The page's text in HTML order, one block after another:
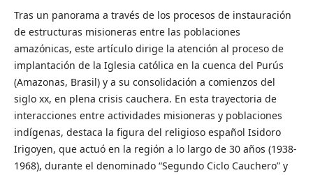
Tras un panorama a través de los procesos de instauración
de estructuras misioneras entre las poblaciones
amazónicas, este artículo dirige la atención al proceso de
implantación de la Iglesia católica en la cuenca del Purús
(Amazonas, Brasil) y a su consolidación a comienzos del
siglo xx, en plena crisis cauchera. En esta trayectoria de
interacciones entre actividades misioneras y poblaciones
indígenas, destaca la figura del religioso español Isidoro
Irigoyen, que actuó en la región a lo largo de 30 años (1938-
1968), durante el denominado “Segundo Ciclo Cauchero” y